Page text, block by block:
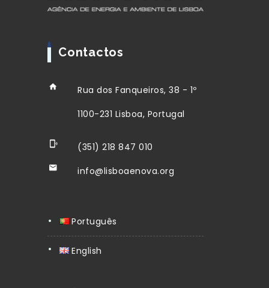
Contactos
Rua dos Fanqueiros, 38 - 1º
1100-231 Lisboa, Portugal
(351) 218 847 010
info@lisboaenova.org
Português
English